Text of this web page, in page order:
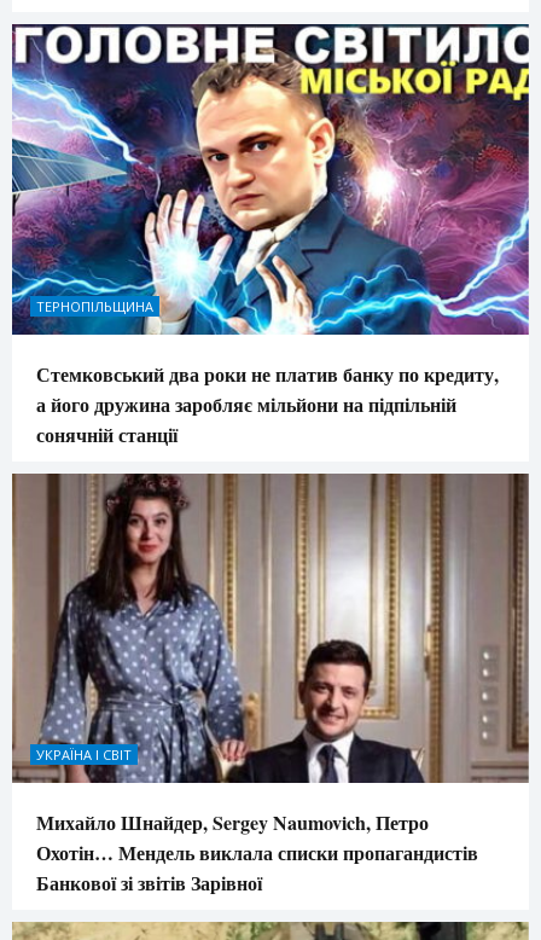
ТЕРНОПІЛЬЩИНА
Стемковський два роки не платив банку по кредиту,
а його дружина заробляє мільйони на підпільній
сонячній станції
УКРАЇНА І СВІТ
Михайло Шнайдер, Sergey Naumovich, Петро
Охотін… Мендель виклала списки пропагандистів
Банкової зі звітів Зарівної